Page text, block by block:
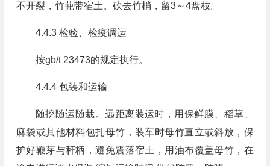
不开裂，竹蔸带宿土。砍去竹梢，留3～4盘枝。
4.4.3 检验、检疫调运
按gb/t 23473的规定执行。
4.4.4 包装和运输
随挖随运随栽。远距离装运时，用保鲜膜、稻草、
麻袋或其他材料包扎母竹，装车时母竹直立或斜放，保
护好鞭芽与秆柄，避免震落宿土，用油布覆盖母竹，在